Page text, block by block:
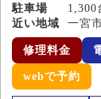
駐車場
1,300
近い地域
一宮
修理料金
webで予約